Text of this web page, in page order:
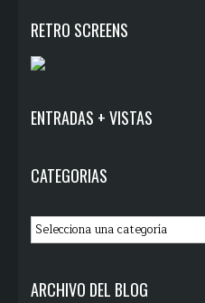
RETRO SCREENS
ENTRADAS + VISTAS
CATEGORIAS
ARCHIVO DEL BLOG